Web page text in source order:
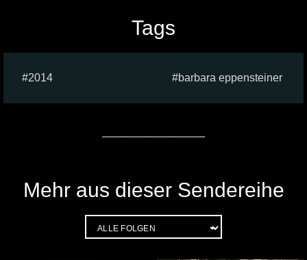
Tags
2014 barbara eppensteiner
Mehr aus dieser Sendereihe